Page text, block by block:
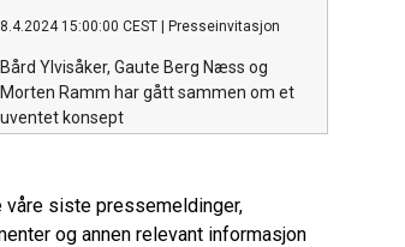
8.4.2024 15:00:00 CEST Presseinvitasjon
Bård Ylvisåker, Gaute Berg Næss og
Morten Ramm har gått sammen om et
uventet konsept
våre siste pressemeldinger,
og annen relevant informasjon